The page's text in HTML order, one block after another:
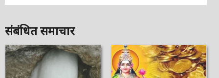
संबंधित समाचार